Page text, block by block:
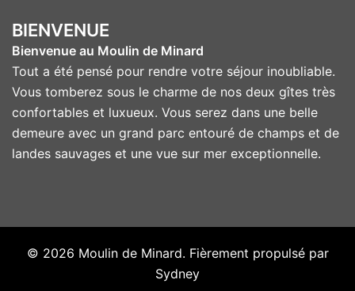
BIENVENUE
Bienvenue au Moulin de Minard
Tout a été pensé pour rendre votre séjour inoubliable.
Vous tomberez sous le charme de nos deux gîtes très
confortables et luxueux. Vous serez dans une belle
demeure avec un grand parc entouré de champs et de
landes sauvages et une vue sur mer exceptionnelle.
© 2026 Moulin de Minard. Fièrement propulsé par
Sydney